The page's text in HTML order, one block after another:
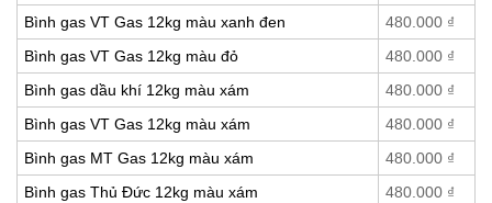
Bình gas VT Gas 12kg màu xanh đen
480.000 ₫
Bình gas VT Gas 12kg màu đỏ
480.000 ₫
Bình gas dầu khí 12kg màu xám
480.000 ₫
Bình gas VT Gas 12kg màu xám
480.000 ₫
Bình gas MT Gas 12kg màu xám
480.000 ₫
Bình gas Thủ Đức 12kg màu xám
480.000 ₫